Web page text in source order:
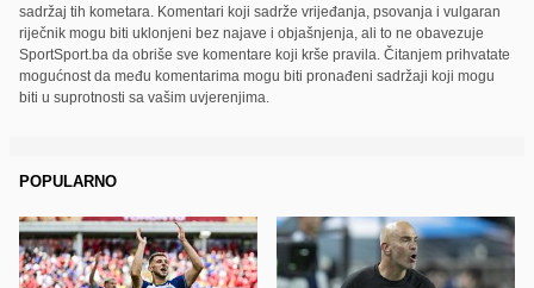
sadržaj tih kometara. Komentari koji sadrže vrijeđanja, psovanja i vulgaran
riječnik mogu biti uklonjeni bez najave i objašnjenja, ali to ne obavezuje
SportSport.ba da obriše sve komentare koji krše pravila. Čitanjem prihvatate
mogućnost da među komentarima mogu biti pronađeni sadržaji koji mogu
biti u suprotnosti sa vašim uvjerenjima.
POPULARNO